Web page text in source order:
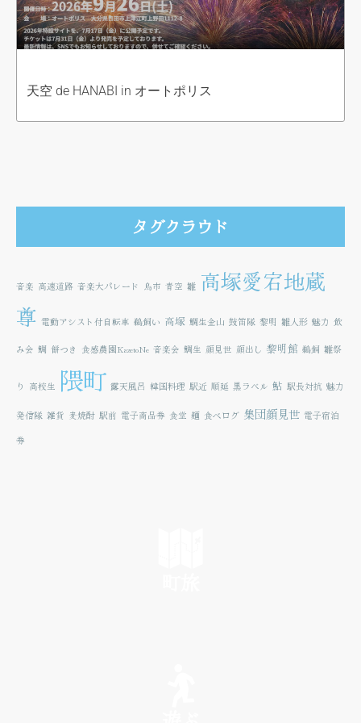
天空 de HANABI in オートポリス
タグクラウド
音楽 高速道路 音楽大パレード 鳥市 青空 雛 高塚愛宕地蔵
尊 電動アシスト付自転車 鵜飼い 高塚 鯛生金山 鼓笛隊 黎明 雛人形 魅力 飲
み会 鯛 餅つき 食感農園KazetoNe 音楽会 鯛生 顔見世 顔出し 黎明館 鵜飼 雛祭
り 高校生 隈町 露天風呂 韓国料理 駅近 順延 黒ラベル 鮎 駅長対抗 魅力
発信隊 雑貨 麦焼酎 駅前 電子商品券 食堂 麺 食べログ 集団顔見世 電子宿泊
券